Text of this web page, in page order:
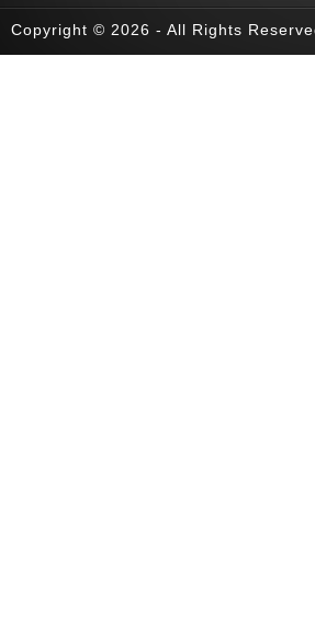
Copyright © 2026 - All Rights